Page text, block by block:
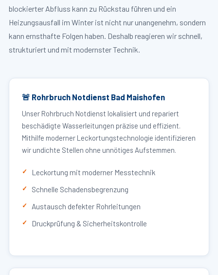
blockierter Abfluss kann zu Rückstau führen und ein
Heizungsausfall im Winter ist nicht nur unangenehm, sondern
kann ernsthafte Folgen haben. Deshalb reagieren wir schnell,
strukturiert und mit modernster Technik.
🚨 Rohrbruch Notdienst Bad Maishofen
Unser Rohrbruch Notdienst lokalisiert und repariert
beschädigte Wasserleitungen präzise und effizient.
Mithilfe moderner Leckortungstechnologie identifizieren
wir undichte Stellen ohne unnötiges Aufstemmen.
Leckortung mit moderner Messtechnik
Schnelle Schadensbegrenzung
Austausch defekter Rohrleitungen
Druckprüfung & Sicherheitskontrolle